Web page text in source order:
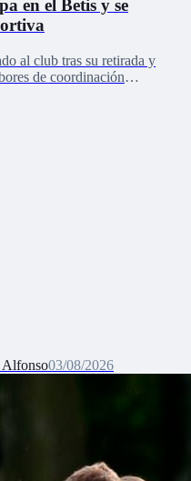
en el Betis y se
al club tras su retirada y
de coordinación
03/08/2026